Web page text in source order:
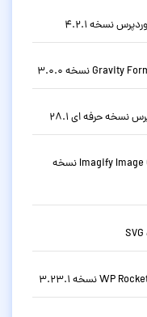
افزونه بهینه سازی تصاویر وردپرس Imagify Image Optimizer نسخه